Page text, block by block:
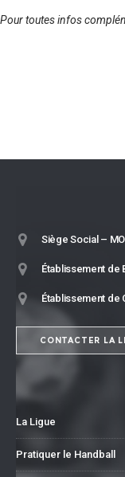
Pour toutes infos
Siège Social –
Établissement de
Établissement de
CONTACTER LA
La Ligue
Pratiquer le Handball